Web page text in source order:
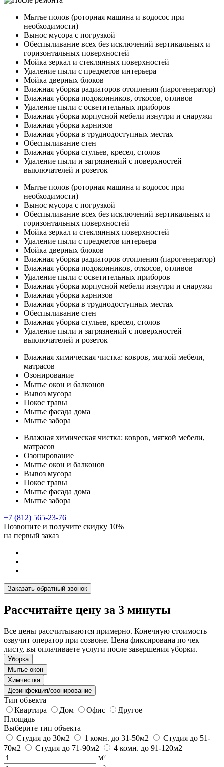
Мытье полов (роторная машина и водосос при
необходимости)
Вынос мусора с погрузкой
Обеспыливание всех без исключений вертикальных и
горизонтальных поверхностей
Мойка зеркал и стеклянных поверхностей
Удаление пыли с предметов интерьера
Мойка дверных блоков
Влажная уборка радиаторов отопления (парогенератор)
Влажная уборка подоконников, откосов, отливов
Удаление пыли с осветительных приборов
Влажная уборка корпусной мебели изнутри и снаружи
Влажная уборка карнизов
Влажная уборка в труднодоступных местах
Обеспыливание стен
Влажная уборка стульев, кресел, столов
Удаление пыли и загрязнений с поверхностей
выключателей и розеток
Мытье полов (роторная машина и водосос при
необходимости)
Вынос мусора с погрузкой
Обеспыливание всех без исключений вертикальных и
горизонтальных поверхностей
Мойка зеркал и стеклянных поверхностей
Удаление пыли с предметов интерьера
Мойка дверных блоков
Влажная уборка радиаторов отопления (парогенератор)
Влажная уборка подоконников, откосов, отливов
Удаление пыли с осветительных приборов
Влажная уборка корпусной мебели изнутри и снаружи
Влажная уборка карнизов
Влажная уборка в труднодоступных местах
Обеспыливание стен
Влажная уборка стульев, кресел, столов
Удаление пыли и загрязнений с поверхностей
выключателей и розеток
Влажная химическая чистка: ковров, мягкой мебели,
матрасов
Озонирование
Мытье окон и балконов
Вывоз мусора
Покос травы
Мытье фасада дома
Мытье забора
Влажная химическая чистка: ковров, мягкой мебели,
матрасов
Озонирование
Мытье окон и балконов
Вывоз мусора
Покос травы
Мытье фасада дома
Мытье забора
+7 (812) 565-23-76
Позвоните и получите скидку 10%
на первый заказ
Заказать обратный звонок
Рассчитайте цену за 3 минуты
Все цены рассчитываются примерно. Конечную стоимость
озвучит оператор при созвоне. Цена фиксирована по чек
листу, вы оплачиваете услуги после завершения уборки.
Уборка
Мытье окон
Химчистка
Дезинфекция/озонирование
Тип объекта
Квартира
Дом Офис
Другое
Площадь
Выберите тип объекта
Студия до 30м2
1 комн. до 31-50м2
Студия до 51-
70м2
Студия до 71-90м2
4 комн. до 91-120м2
м²